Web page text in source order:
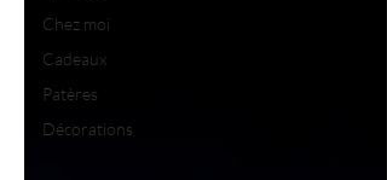
Chez moi
Cadeaux
Patères
Décorations